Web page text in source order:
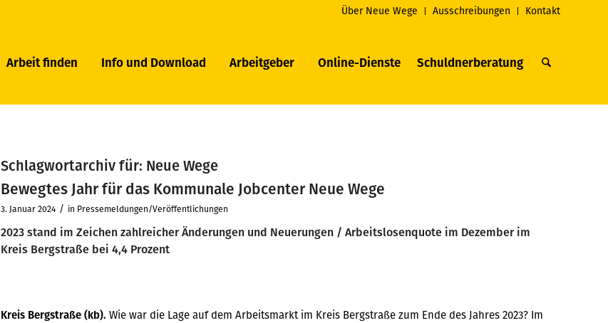
Über Neue Wege Ausschreibungen Kontakt
Arbeit finden Info und Download Arbeitgeber Online-Dienste Schuldnerberatung
Schlagwortarchiv für: Neue Wege
Bewegtes Jahr für das Kommunale Jobcenter Neue Wege
3. Januar 2024 / in Pressemeldungen/Veröffentlichungen
2023 stand im Zeichen zahlreicher Änderungen und Neuerungen / Arbeitslosenquote im Dezember im
Kreis Bergstraße bei 4,4 Prozent
Kreis Bergstraße (kb).Wie war die Lage auf dem Arbeitsmarkt im Kreis Bergstraße zum Ende des Jahres 2023? Im